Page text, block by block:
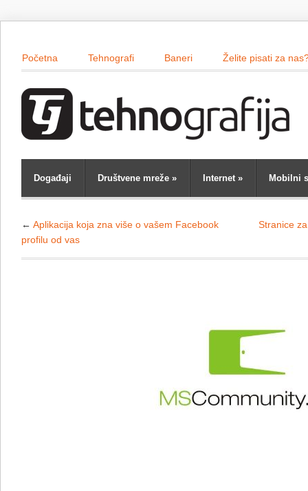
Početna Tehnografi Baneri Želite pisati za
Događaji Društvene mreže » Internet» Mobilni
← Aplikacija koja zna više o vašem Facebook
profilu od vas
Stranice